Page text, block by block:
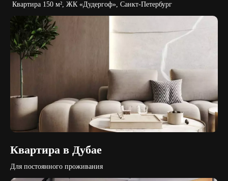
Квартира 150 м², ЖК «Дудергоф», Санкт-Петербург
Квартира в Дубае
Для постоянного проживания